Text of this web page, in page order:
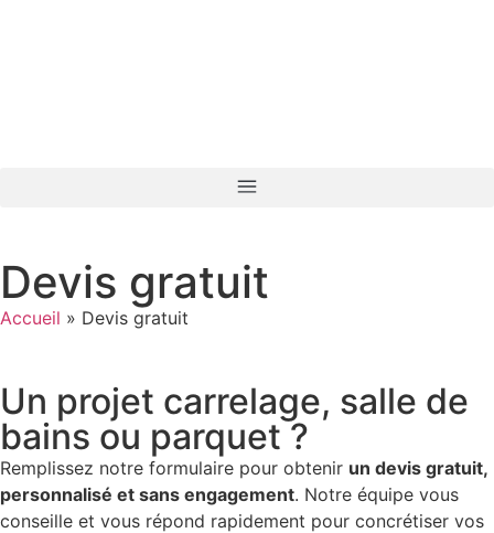
Devis gratuit
Accueil » Devis gratuit
Un projet carrelage, salle de
bains ou parquet ?
Remplissez notre formulaire pour obtenir un devis gratuit,
personnalisé et sans engagement. Notre équipe vous
conseille et vous répond rapidement pour concrétiser vos